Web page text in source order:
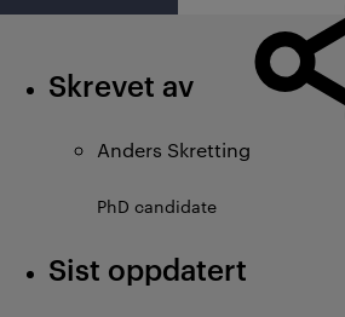
Skrevet av
Anders Skretting
PhD candidate
Sist oppdatert